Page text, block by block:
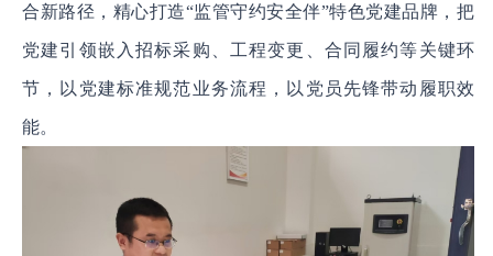
合新路径，精心打造“监管守约安全伴”特色党建品牌，把
党建引领嵌入招标采购、工程变更、合同履约等关键环
节，以党建标准规范业务流程，以党员先锋带动履职效
能。